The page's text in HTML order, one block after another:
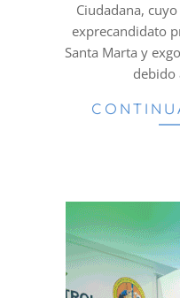
Ciudadana,
exprecandidato
Santa Marta y
debido